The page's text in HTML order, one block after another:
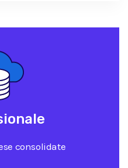
consolidate